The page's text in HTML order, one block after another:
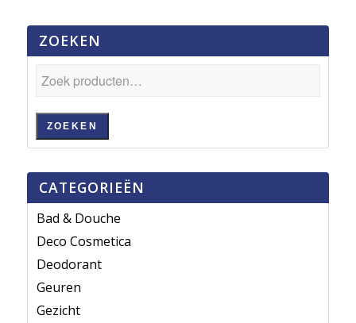
ZOEKEN
ZOEKEN
CATEGORIEËN
Bad & Douche
Deco Cosmetica
Deodorant
Geuren
Gezicht